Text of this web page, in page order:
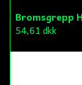
54,61 dkk